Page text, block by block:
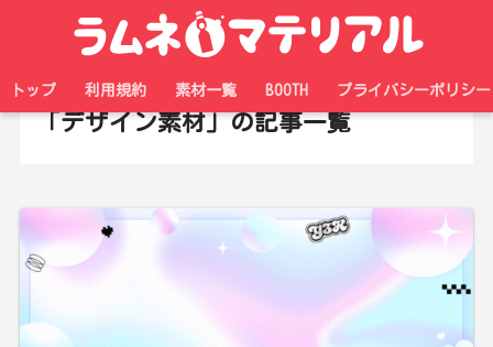
トップ 利用規約 素材一覧 BOOTH プライバシーポリシー
「デザイン素材」の記事一覧